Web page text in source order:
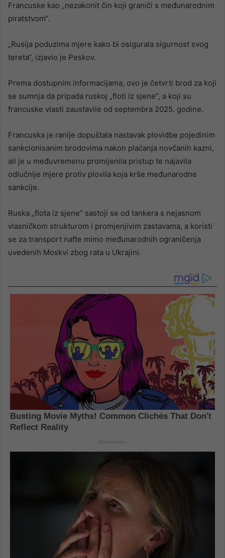
Francuske kao „nezakonit čin koji graniči s međunarodnim
piratstvom“.
„Rusija poduzima mjere kako bi osigurala sigurnost svog
tereta“, izjavio je Peskov.
Prema dostupnim informacijama, ovo je četvrti brod za koji
se sumnja da pripada ruskoj „floti iz sjene“, a koji su
francuske vlasti zaustavile od septembra 2025. godine.
Francuska je ranije dopuštala nastavak plovidbe pojedinim
sankcionisanim brodovima nakon plaćanja novčanih kazni,
ali je u međuvremenu promijenila pristup te najavila
odlučnije mjere protiv plovila koja krše međunarodne
sankcije.
Ruska „flota iz sjene“ sastoji se od tankera s nejasnom
vlasničkom strukturom i promjenjivim zastavama, a koristi
se za transport nafte mimo međunarodnih ograničenja
uvedenih Moskvi zbog rata u Ukrajini.